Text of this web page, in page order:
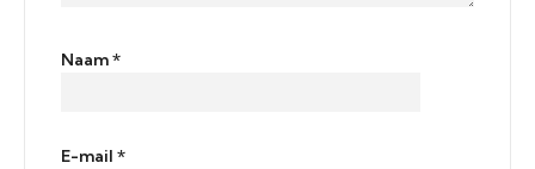
Naam*
E-mail *